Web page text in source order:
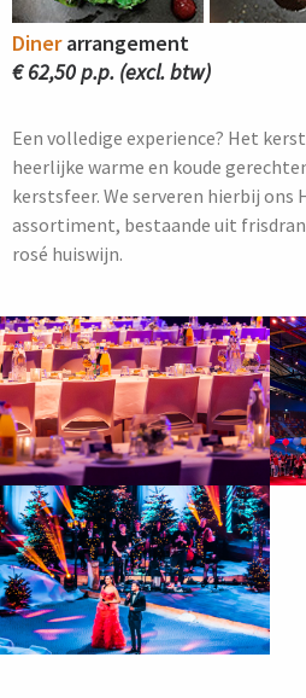
Dinerarrangement
€ 62,50 p.p. (excl. btw)
Een volledige experience? Het
heerlijke warme en koude
kerstsfeer. We serveren hierbij ons
assortiment, bestaande uit
rosé huiswijn.